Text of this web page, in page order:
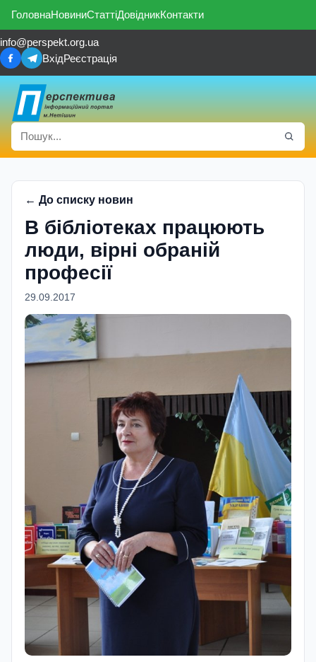
ГоловнаНовиниСтаттіДовідникКонтакти
info@perspekt.org.ua
ВхідРеєстрація
← До списку новин
В бібліотеках працюють
люди, вірні обраній
професії
29.09.2017